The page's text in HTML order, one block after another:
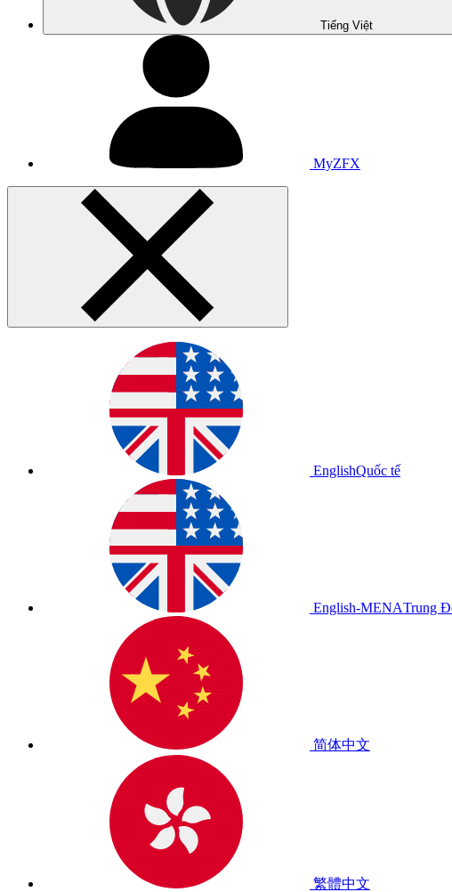
Tiếng Việt
MyZFX
EnglishQuốc tế
English-MENATrung
简体中文
繁體中文